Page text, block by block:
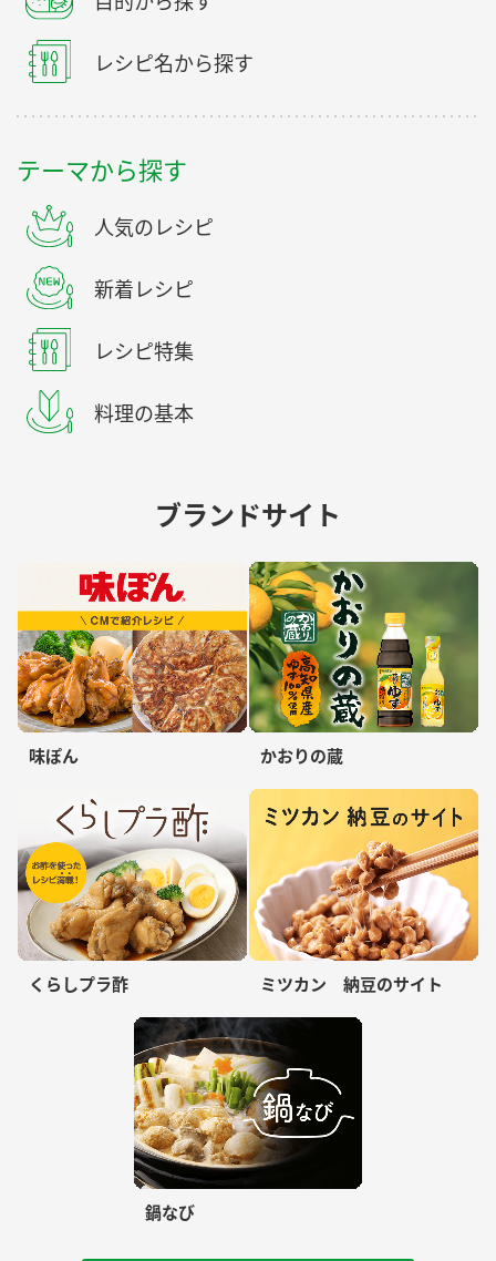
レシピ名から探す
テーマから探す
人気のレシピ
新着レシピ
レシピ特集
料理の基本
ブランドサイト
味ぽん かおりの蔵
くらしプラ酢 ミツカン 納豆のサイト
鍋なび